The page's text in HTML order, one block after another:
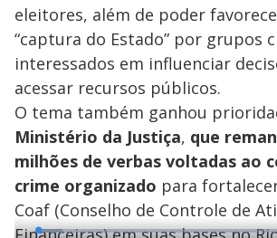
eleitores, além de poder
“captura do Estado” por grupos
interessados em influenciar
acessar recursos públicos.
O tema também ganhou
Ministério da Justiça, que
milhões de verbas voltadas ao
crime organizado para
Coaf (Conselho de Controle de
L